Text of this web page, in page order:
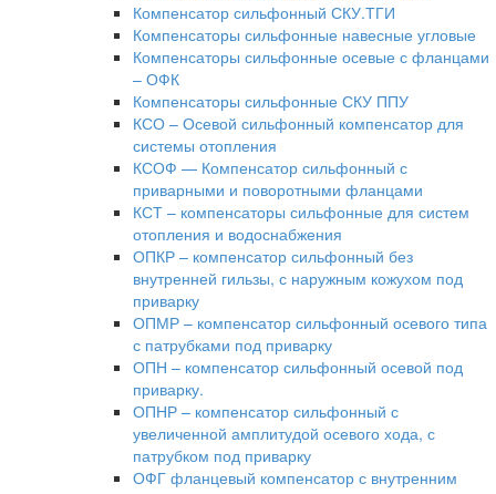
Компенсатор сильфонный СКУ.ТГИ
Компенсаторы сильфонные навесные угловые
Компенсаторы сильфонные осевые с фланцами
– ОФК
Компенсаторы сильфонные СКУ ППУ
КСО – Осевой сильфонный компенсатор для
системы отопления
КСОФ — Компенсатор сильфонный с
приварными и поворотными фланцами
КСТ – компенсаторы сильфонные для систем
отопления и водоснабжения
ОПКР – компенсатор сильфонный без
внутренней гильзы, с наружным кожухом под
приварку
ОПМР – компенсатор сильфонный осевого типа
с патрубками под приварку
ОПН – компенсатор сильфонный осевой под
приварку.
ОПНР – компенсатор сильфонный с
увеличенной амплитудой осевого хода, с
патрубком под приварку
ОФГ фланцевый компенсатор с внутренним